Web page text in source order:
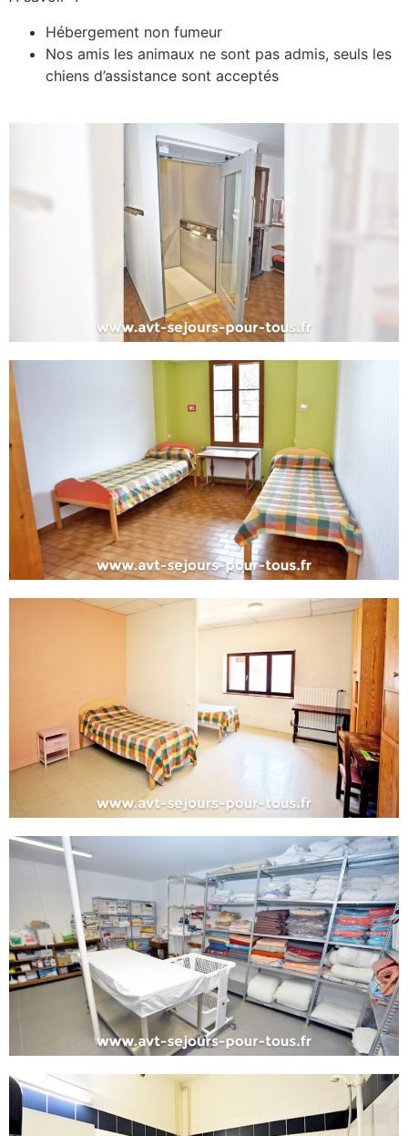
Hébergement non fumeur
Nos amis les animaux ne sont pas admis, seuls les
chiens d’assistance sont acceptés